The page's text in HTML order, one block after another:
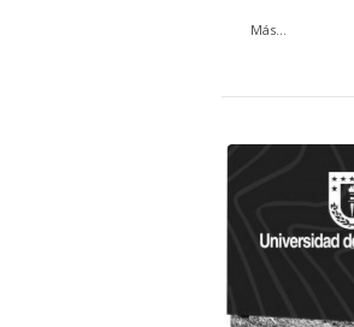
Más...